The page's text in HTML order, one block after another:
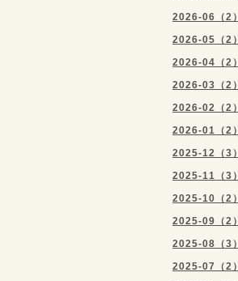
2026-06（2）
2026-05（2）
2026-04（2）
2026-03（2）
2026-02（2）
2026-01（2）
2025-12（3）
2025-11（3）
2025-10（2）
2025-09（2）
2025-08（3）
2025-07（2）